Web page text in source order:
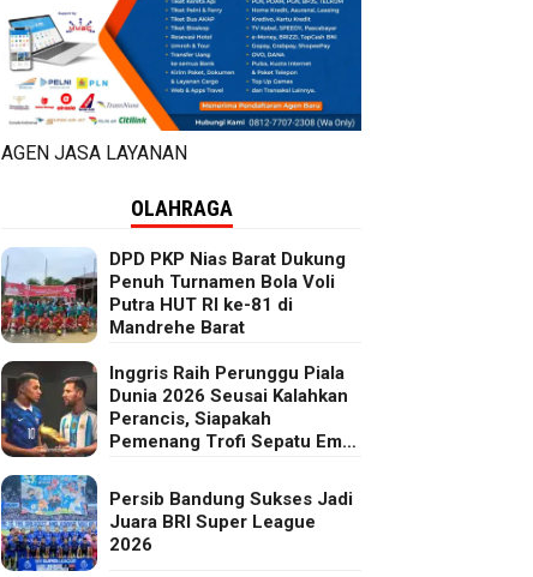
AGEN JASA LAYANAN
OLAHRAGA
DPD PKP Nias Barat Dukung
Penuh Turnamen Bola Voli
Putra HUT RI ke-81 di
Mandrehe Barat
Inggris Raih Perunggu Piala
Dunia 2026 Seusai Kalahkan
Perancis, Siapakah
Pemenang Trofi Sepatu Emas
Persib Bandung Sukses Jadi
Juara BRI Super League
2026